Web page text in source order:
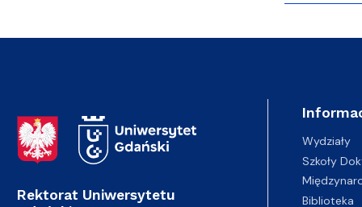
Adres Rektoratu
Rektorat Uniwersytetu
Wydziały
Szkoły
Biblioteka